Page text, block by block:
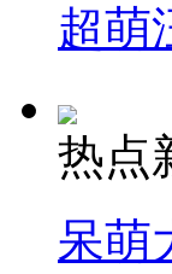
超萌
热点
呆萌